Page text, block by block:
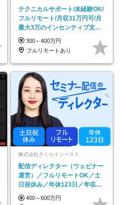
テクニカルサポート/未経験OK/
フルリモート/月収31万円可/月
最大3万のインセンティブ支給/
平均年齢33歳
300～400万円
フルリモートあり
株式会社さくらインベスト
配信ディレクター（ウェビナー
運営）／フルリモートOK／土
日祝休み／年休123日／年収
600万円可
400～600万円